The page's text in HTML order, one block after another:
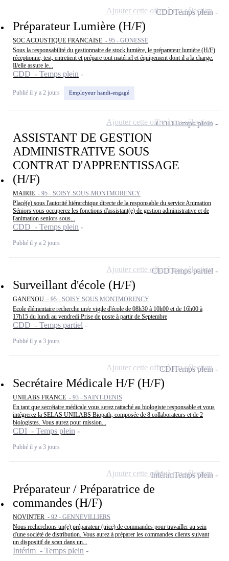
Préparateur Lumière (H/F)
SOC ACOUSTIQUE FRANCAISE - 95 - GONESSE
Sous la responsabilité du gestionnaire de stock lumière, le préparateur lumière (H/F)
réceptionne, test, entretient et prépare tout matériel et équipement dont il a la charge.
Il/elle assure le...
CDD - Temps plein
Publié il y a 2 jours Employeur handi-engagé
CDDTemps plein
Ajouter cette offre à ma sélection
ASSISTANT DE GESTION
ADMINISTRATIVE SOUS
CONTRAT D'APPRENTISSAGE
(H/F)
MAIRIE - 95 - SOISY-SOUS-MONTMORENCY
Placé(e) sous l'autorité hiérarchique directe de la responsable du service Animation
Séniors vous occuperez les fonctions d'assistant(e) de gestion administrative et de
l'animation seniors sous...
CDD - Temps plein
Publié il y a 2 jours
CDDTemps plein
Ajouter cette offre à ma sélection
Surveillant d'école (H/F)
GANENOU - 95 - SOISY SOUS MONTMORENCY
Ecole élémentaire recherche un/e vigile d'école de 08h30 à 10h00 et de 16h00 à
17h15 du lundi au vendredi Prise de poste à partir de Septembre
CDD - Temps partiel
Publié il y a 3 jours
CDDTemps partiel
Ajouter cette offre à ma sélection
Secrétaire Médicale H/F (H/F)
UNILABS FRANCE - 93 - SAINT-DENIS
En tant que secrétaire médicale vous serez rattaché au biologiste responsable et vous
intégrerez la SELAS UNILABS Biopath, composée de 8 collaborateurs et de 2
biologistes. Vous aurez pour mission...
CDI - Temps plein
Publié il y a 3 jours
CDITemps plein
Ajouter cette offre à ma sélection
Préparateur / Préparatrice de
commandes (H/F)
NOVINTER - 92 - GENNEVILLIERS
Nous recherchons un(e) préparateur (trice) de commandes pour travailler au sein
d'une société de distribution. Vous aurez à préparer les commandes clients suivant
un dispositif de scan dans un...
Intérim - Temps plein
IntérimTemps plein
Ajouter cette offre à ma sélection